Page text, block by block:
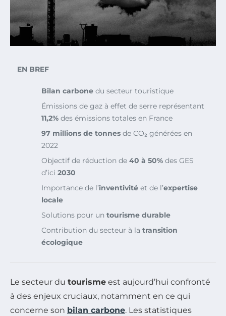
EN BREF
Bilan carbone du secteur touristique
Émissions de gaz à effet de serre représentant
11,2% des émissions totales en France
97 millions de tonnes de CO₂ générées en
2022
Objectif de réduction de 40 à 50% des GES
d’ici 2030
Importance de l’inventivité et de l’expertise
locale
Solutions pour un tourisme durable
Contribution du secteur à la transition
écologique
Le secteur du tourisme est aujourd’hui confronté
à des enjeux cruciaux, notamment en ce qui
concerne son bilan carbone. Les statistiques